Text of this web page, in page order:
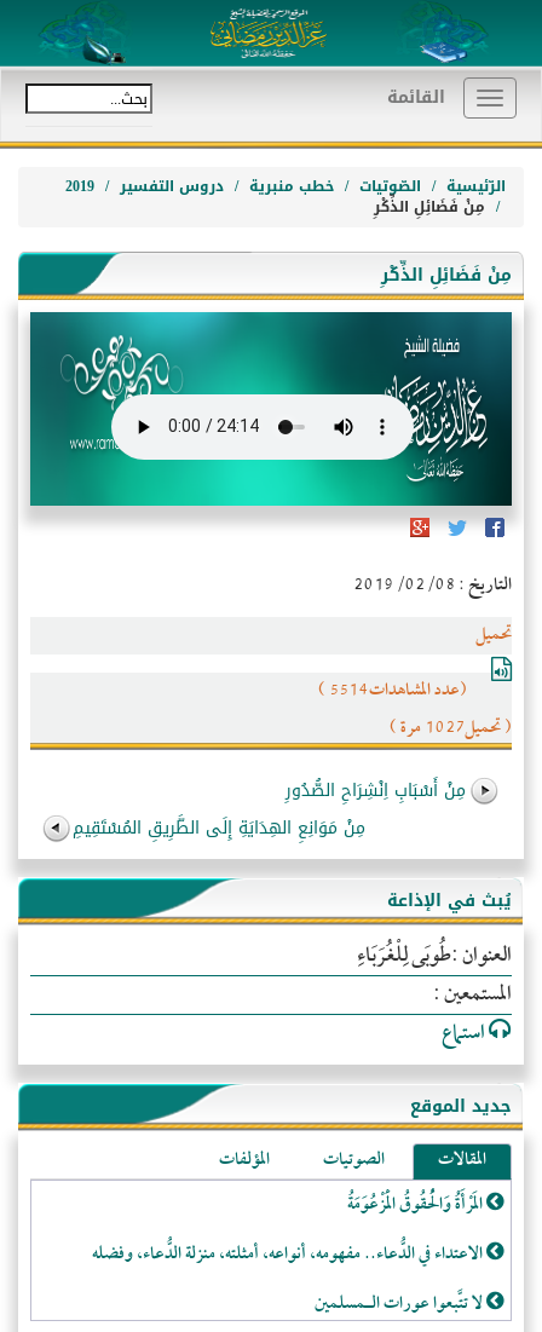
Toggle
navigation
القائمة
الرّئيسية الصّوتيات خطب منبرية دروس التفسير 2019
مِنْ فَضَائِلِ الذِّكْرِ
مِنْ فَضَائِلِ الذِّكْرِ
التاريخ : 2019/02/08
تحميل
(عدد المشاهدات5514 )
( تحميل1027 مرة )
مِنْ أَسْبَابِ اِنْشِرَاحِ الصُّدُورِ
مِنْ مَوَانِعِ الهِدَايَةِ إِلَى الطَّرِيقِ المُسْتَقِيمِ
يُبث في الإذاعة
العنوان :طُوبَى لِلْغُرَبَاءِ
المستمعين :
استماع
جديد الموقع
المقالات الصوتيات
المؤلفات
المَرْأَةُ وَالْحُقُوقُ الْمَزْعُوَمَةُ
الاعتداء في الدُّعاء.. مفهومه، أنواعه، أمثلته، منزلة الدُّعاء، وفضله
لا تتَّبعوا عورات الـمسلمين